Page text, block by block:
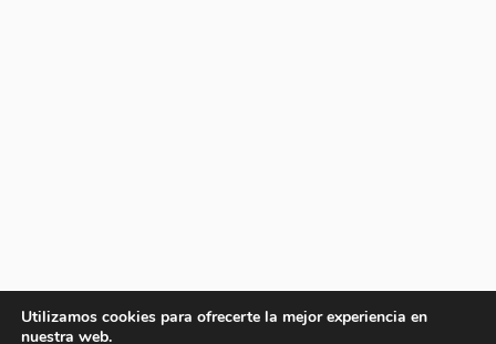
Utilizamos cookies para ofrecerte la mejor experiencia en
nuestra web.